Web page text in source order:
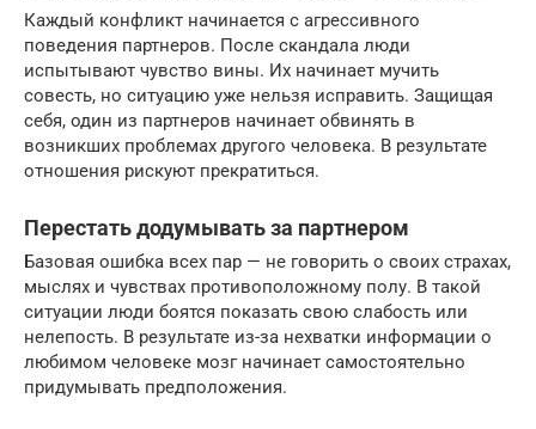
Каждый конфликт начинается с агрессивного
поведения партнеров. После скандала люди
испытывают чувство вины. Их начинает мучить
совесть, но ситуацию уже нельзя исправить. Защищая
себя, один из партнеров начинает обвинять в
возникших проблемах другого человека. В результате
отношения рискуют прекратиться.
Перестать додумывать за партнером
Базовая ошибка всех пар — не говорить о своих страхах,
мыслях и чувствах противоположному полу. В такой
ситуации люди боятся показать свою слабость или
нелепость. В результате из-за нехватки информации о
любимом человеке мозг начинает самостоятельно
придумывать предположения.